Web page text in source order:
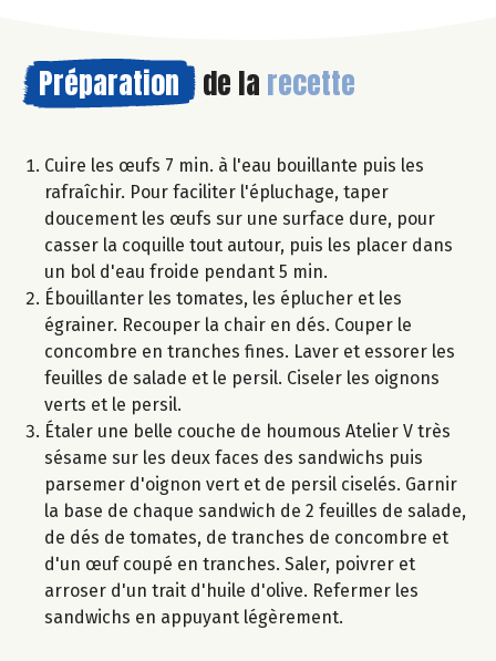
Préparation de la recette
Cuire les œufs 7 min. à l'eau bouillante puis les
rafraîchir. Pour faciliter l'épluchage, taper
doucement les œufs sur une surface dure, pour
casser la coquille tout autour, puis les placer dans
un bol d'eau froide pendant 5 min.
Ébouillanter les tomates, les éplucher et les
égrainer. Recouper la chair en dés. Couper le
concombre en tranches fines. Laver et essorer les
feuilles de salade et le persil. Ciseler les oignons
verts et le persil.
Étaler une belle couche de houmous Atelier V très
sésame sur les deux faces des sandwichs puis
parsemer d'oignon vert et de persil ciselés. Garnir
la base de chaque sandwich de 2 feuilles de salade,
de dés de tomates, de tranches de concombre et
d'un œuf coupé en tranches. Saler, poivrer et
arroser d'un trait d'huile d'olive. Refermer les
sandwichs en appuyant légèrement.